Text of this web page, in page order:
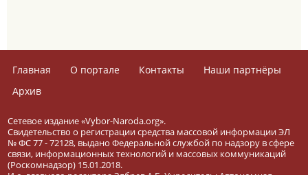
Главная О портале Контакты
Наши партнёры
Архив
Сетевое издание «Vybor-Naroda.org».
Свидетельство о регистрации средства массовой информации ЭЛ
№ ФС 77 - 72128, выдано Федеральной службой по надзору в сфере
связи, информационных технологий и массовых коммуникаций
(Роскомнадзор) 15.01.2018.